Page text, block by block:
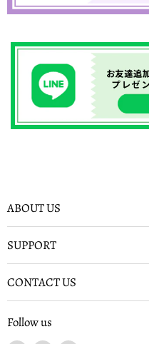
ABOUT US
SUPPORT
CONTACT US
Follow us